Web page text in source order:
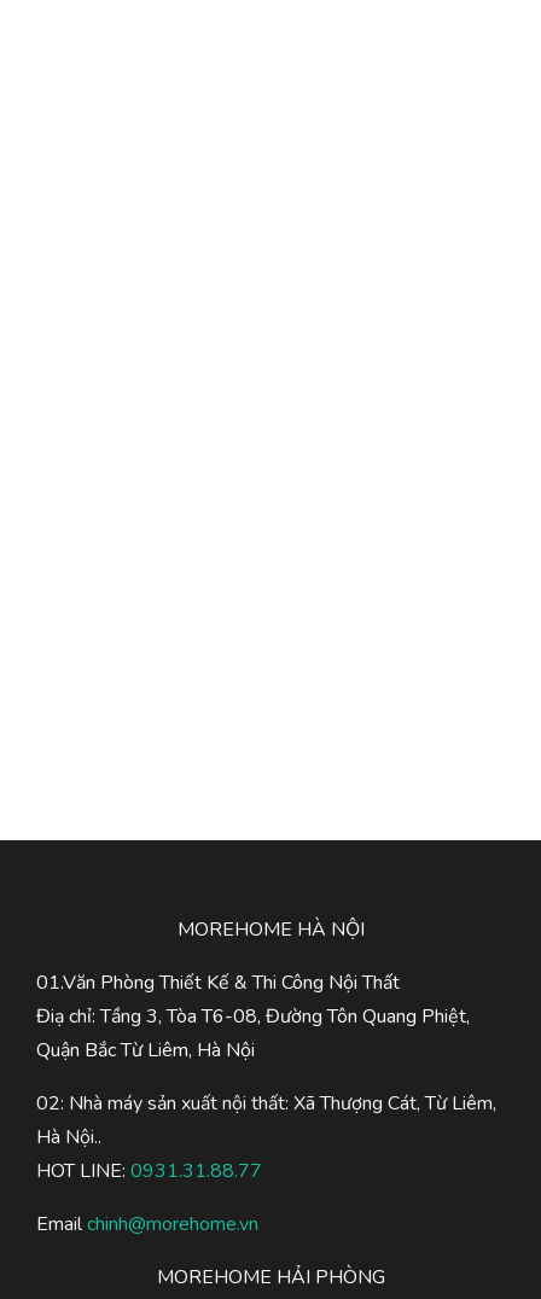
MOREHOME HÀ NỘI
01.Văn Phòng Thiết Kế & Thi Công Nội Thất
Điạ chỉ: Tầng 3, Tòa T6-08, Đường Tôn Quang Phiệt,
Quận Bắc Từ Liêm, Hà Nội
02: Nhà máy sản xuất nội thất: Xã Thượng Cát, Từ Liêm,
Hà Nội..
HOT LINE: 0931.31.88.77
Emailchinh@morehome.vn
MOREHOME HẢI PHÒNG